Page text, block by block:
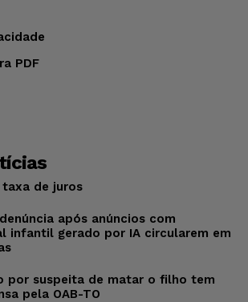
PDF
taxa de juros
após anúncios com
infantil gerado por IA circularem em
por suspeita de matar o filho tem
pela OAB-TO